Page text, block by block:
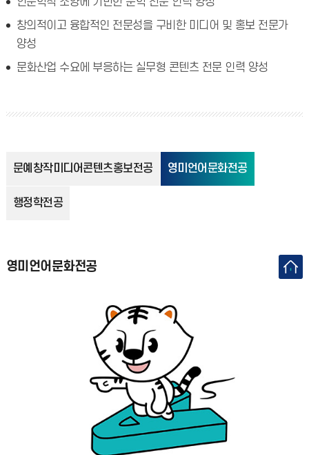
창의적이고 융합적인 전문성을 구비한 미디어 및 홍보 전문가
양성
문화산업 수요에 부응하는 실무형 콘텐츠 전문 인력 양성
문예창작미디어콘텐츠홍보전공 영미언어문화전공
행정학전공
영미언어문화전공